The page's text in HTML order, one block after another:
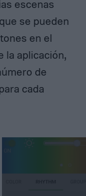
escenas
se pueden
en el
la aplicación,
de
cada